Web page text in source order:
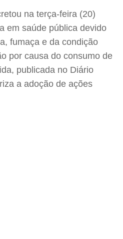
na terça-feira (20)
em saúde pública devido
fumaça e da condição
por causa do consumo de
publicada no Diário
a adoção de ações